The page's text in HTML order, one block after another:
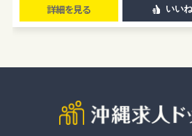
詳細を見る いいね